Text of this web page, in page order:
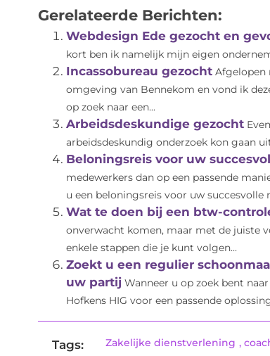
Gerelateerde Berichten:
Webdesign Ede gezocht en
kort ben ik namelijk mijn eigen
Incassobureau gezocht Afgelopen
omgeving van Bennekom en vond ik
op zoek naar een...
Arbeidsdeskundige gezocht
arbeidsdeskundig onderzoek kon gaan
Beloningsreis voor uw
medewerkers dan op een passende
u een beloningsreis voor uw succesvolle
Wat te doen bij een btw-
onverwacht komen, maar met de juiste
enkele stappen die je kunt volgen...
Zoekt u een regulier
uw partij Wanneer u op zoek bent
Hofkens HIG voor een passende
Tags: Zakelijke dienstverlening ,